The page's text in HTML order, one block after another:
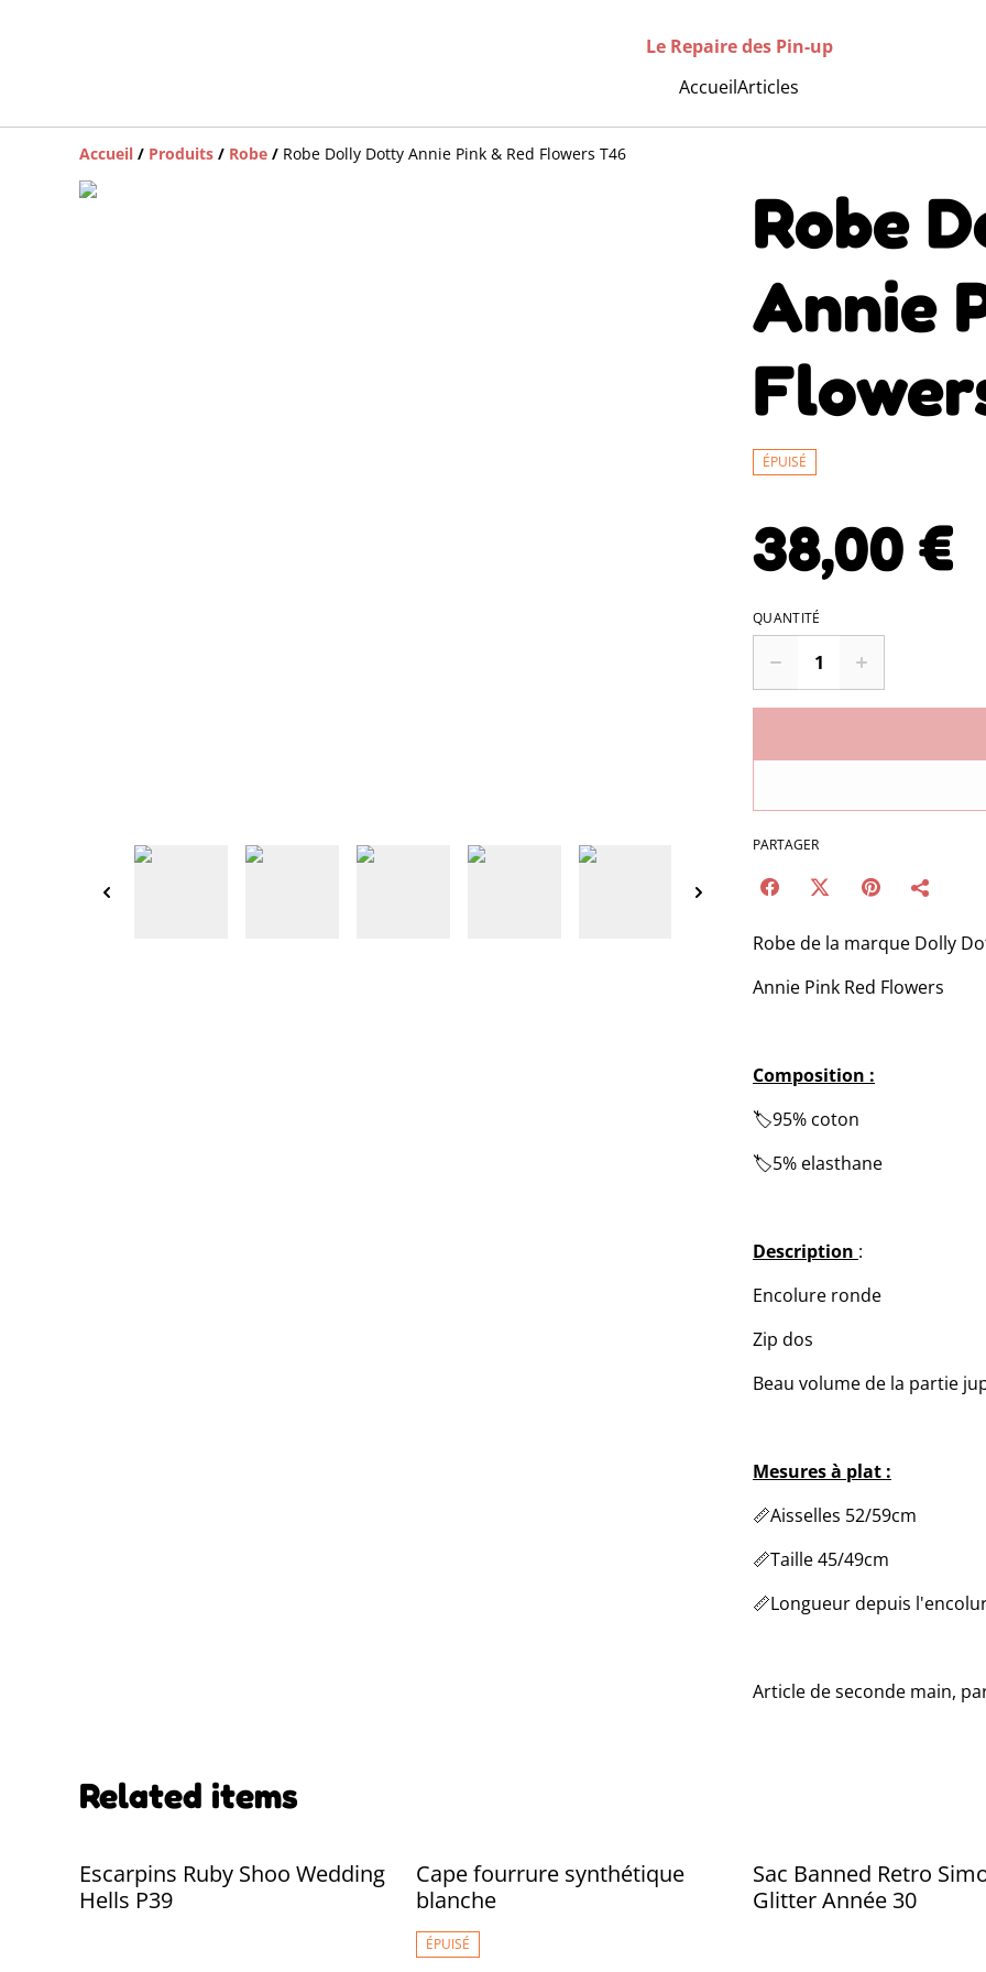
Le Repaire des Pin-up
AccueilArticles
Accueil / Produits / Robe / Robe Dolly Dotty Annie Pink & Red Flowers T46
Robe
Annie
ÉPUISÉ
38,00 €
QUANTITÉ
PARTAGER
Robe de la marque Dolly
Annie Pink Red Flowers
Composition :
🏷️95% coton
🏷️5% elasthane
Description :
Encolure ronde
Zip dos
Beau volume de la partie
Mesures à plat :
📏Aisselles 52/59cm
📏Taille 45/49cm
📏Longueur depuis
Article de seconde main,
Related items
Escarpins Ruby Shoo Wedding
Hells P39
Cape fourrure synthétique
blanche
ÉPUISÉ
Sac Banned Retro
Glitter Année 30